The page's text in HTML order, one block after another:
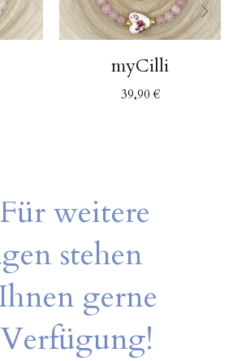
myCilli
39,90€
Für weitere
stehen
gerne